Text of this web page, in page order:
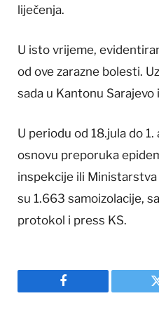
liječenja.
U isto vrijeme,
od ove zarazne bolesti.
sada u Kantonu Sarajevo
U periodu od 18.jula do
osnovu preporuka
inspekcije ili
su 1.663 samoizolacije,
protokol i press KS.
Facebook